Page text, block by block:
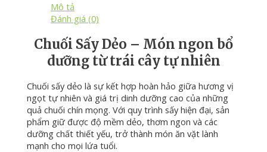
Mô tả
Đánh giá (0)
Chuối Sấy Dẻo – Món ngon bổ
dưỡng từ trái cây tự nhiên
Chuối sấy dẻo là sự kết hợp hoàn hảo giữa hương vị
ngọt tự nhiên và giá trị dinh dưỡng cao của những
quả chuối chín mọng. Với quy trình sấy hiện đại, sản
phẩm giữ được độ mềm dẻo, thơm ngon và các
dưỡng chất thiết yếu, trở thành món ăn vặt lành
mạnh cho mọi lứa tuổi.